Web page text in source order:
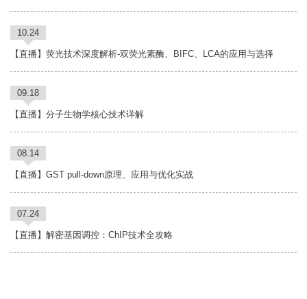
10.24
【直播】荧光技术深度解析-双荧光素酶、BIFC、LCA的应用与选择
09.18
【直播】分子生物学核心技术详解
08.14
【直播】GST pull-down原理、应用与优化实战
07.24
【直播】解密基因调控：ChIP技术全攻略